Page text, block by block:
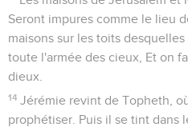
Seront impures comme le lieu
maisons sur les toits
toute l'armée des cieux, Et on
dieux.
14 Jérémie revint de Topheth,
prophétiser. Puis il se tint dans